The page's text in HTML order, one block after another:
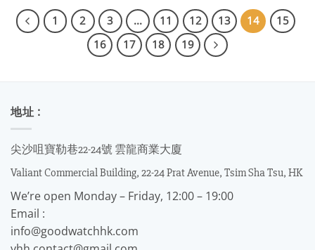
1 2 3 ... 11 12 13 14
15
16
17 18 19
地址 :
尖沙咀寶勒巷22-24號 雲龍商業大廈
Valiant Commercial Building, 22-24 Prat Avenue, Tsim Sha Tsu, HK
We’re open Monday – Friday, 12:00 – 19:00
Email :
info@goodwatchhk.com